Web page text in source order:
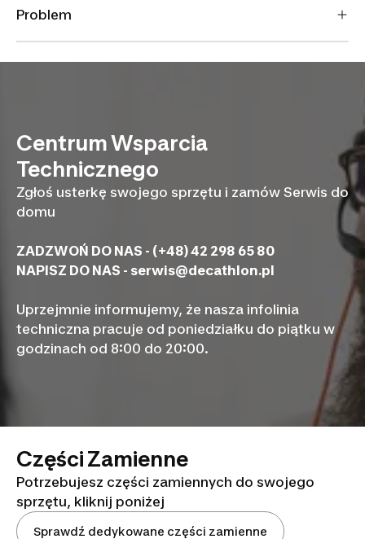
Problem
Centrum Wsparcia
Technicznego
Zgłoś usterkę swojego sprzętu i zamów Serwis do
domu
ZADZWOŃ DO NAS - (+48) 42 298 65 80
NAPISZ DO NAS - serwis@decathlon.pl
Uprzejmnie informujemy, że nasza infolinia
techniczna pracuje od poniedziałku do piątku w
godzinach od 8:00 do 20:00.
Części Zamienne
Potrzebujesz części zamiennych do swojego
sprzętu, kliknij poniżej
Sprawdź dedykowane części zamienne